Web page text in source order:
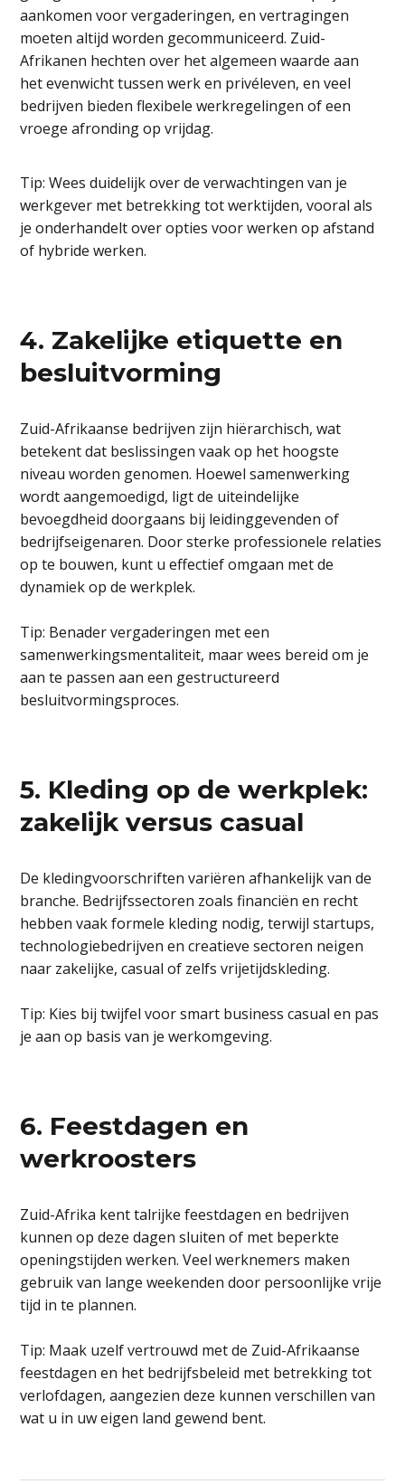
aankomen voor vergaderingen, en vertragingen
moeten altijd worden gecommuniceerd. Zuid-
Afrikanen hechten over het algemeen waarde aan
het evenwicht tussen werk en privéleven, en veel
bedrijven bieden flexibele werkregelingen of een
vroege afronding op vrijdag.
Tip: Wees duidelijk over de verwachtingen van je
werkgever met betrekking tot werktijden, vooral als
je onderhandelt over opties voor werken op afstand
of hybride werken.
4. Zakelijke etiquette en
besluitvorming
Zuid-Afrikaanse bedrijven zijn hiërarchisch, wat
betekent dat beslissingen vaak op het hoogste
niveau worden genomen. Hoewel samenwerking
wordt aangemoedigd, ligt de uiteindelijke
bevoegdheid doorgaans bij leidinggevenden of
bedrijfseigenaren. Door sterke professionele relaties
op te bouwen, kunt u effectief omgaan met de
dynamiek op de werkplek.
Tip: Benader vergaderingen met een
samenwerkingsmentaliteit, maar wees bereid om je
aan te passen aan een gestructureerd
besluitvormingsproces.
5. Kleding op de werkplek:
zakelijk versus casual
De kledingvoorschriften variëren afhankelijk van de
branche. Bedrijfssectoren zoals financiën en recht
hebben vaak formele kleding nodig, terwijl startups,
technologiebedrijven en creatieve sectoren neigen
naar zakelijke, casual of zelfs vrijetijdskleding.
Tip: Kies bij twijfel voor smart business casual en pas
je aan op basis van je werkomgeving.
6. Feestdagen en
werkroosters
Zuid-Afrika kent talrijke feestdagen en bedrijven
kunnen op deze dagen sluiten of met beperkte
openingstijden werken. Veel werknemers maken
gebruik van lange weekenden door persoonlijke vrije
tijd in te plannen.
Tip: Maak uzelf vertrouwd met de Zuid-Afrikaanse
feestdagen en het bedrijfsbeleid met betrekking tot
verlofdagen, aangezien deze kunnen verschillen van
wat u in uw eigen land gewend bent.